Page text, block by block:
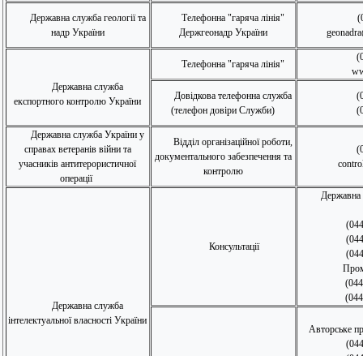
Державна служба геології та
надр України
Телефонна "гаряча лінія"
Держгеонадр України
Державна служба
експортного контролю України
Телефонна "гаряча лінія"
Довідкова телефонна служба
(телефон довіри Служби)
Державна служба України у
справах ветеранів війни та
учасників антитерористичної
операції
Відділ організаційної роботи,
документального забезпечення та
контролю
Державна служба
інтелектуальної власності України
Консультації
Державна
Авторське